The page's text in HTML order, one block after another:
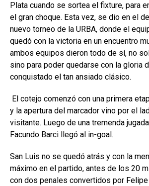
Plata cuando se sortea el fixture, para
el gran choque. Esta vez, se dio en el
nuevo torneo de la URBA, donde el
quedó con la victoria en un encuentro
ambos equipos dieron todo de sí, no
sino para poder quedarse con la gloria
conquistado el tan ansiado clásico.
El cotejo comenzó con una primera
y la apertura del marcador vino por el
visitante. Luego de una tremenda
Facundo Barci llegó al in-goal.
San Luis no se quedó atrás y con la
máximo en el partido, antes de los 20
con dos penales convertidos por